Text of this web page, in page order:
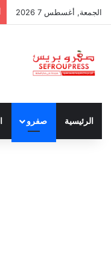
الجمعة, أغسطس 7 2026
الرئيسية صفرو